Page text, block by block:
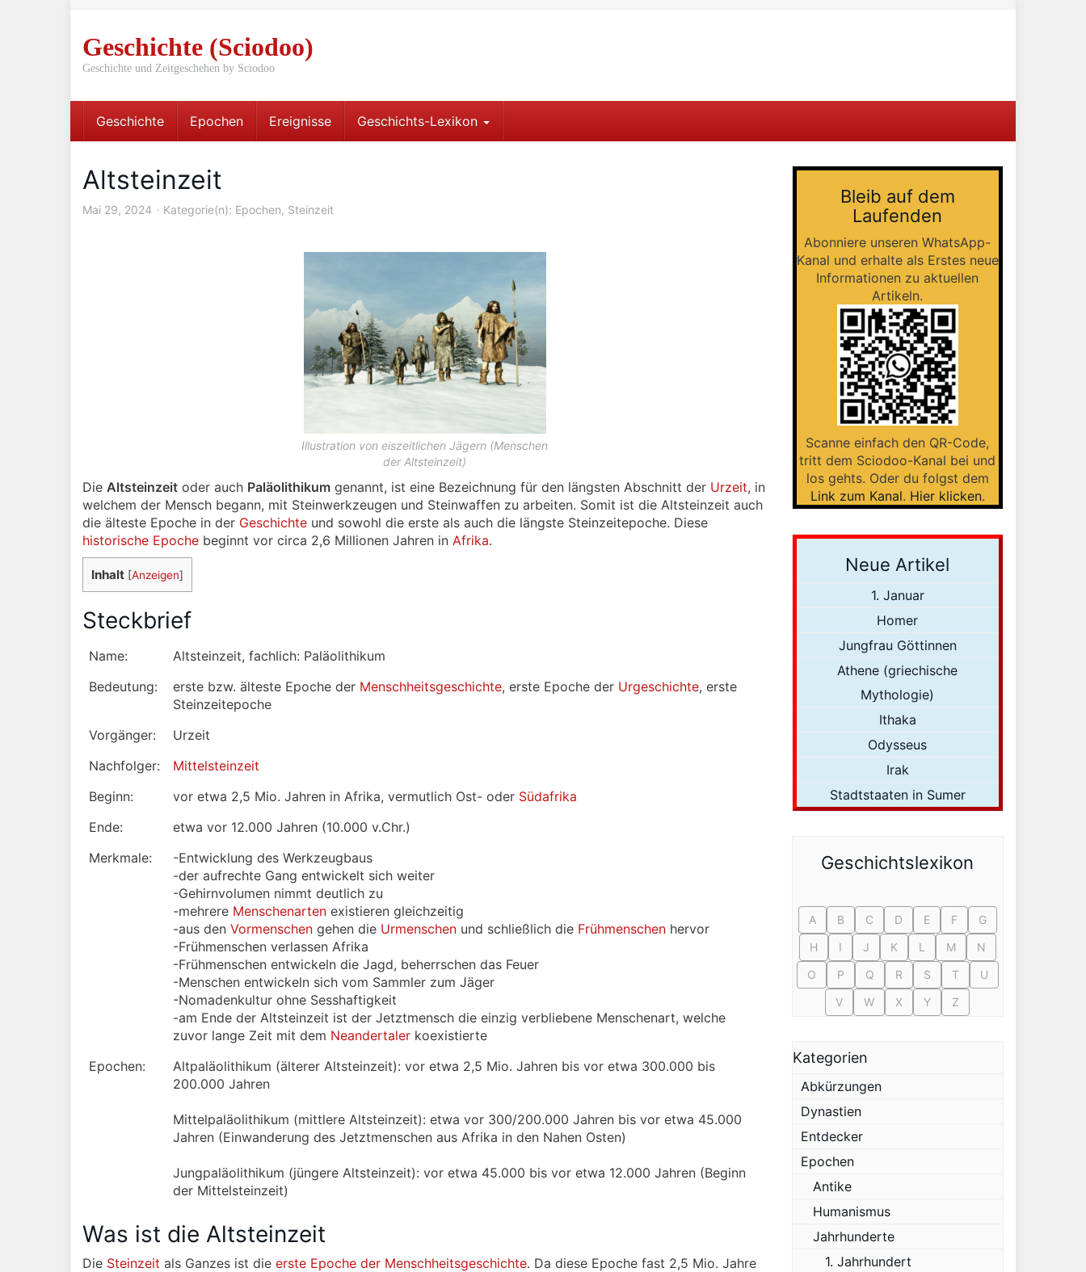
Geschichte (Sciodoo)
Geschichte und Zeitgeschehen by Sciodoo
Geschichte Epochen Ereignisse Geschichts-Lexikon
Altsteinzeit
Mai 29, 2024 Kategorie(n): Epochen, Steinzeit
Illustration von eiszeitlichen Jägern (Menschen
der Altsteinzeit)
Die Altsteinzeit oder auch Paläolithikum genannt, ist eine Bezeichnung für den längsten Abschnitt der Urzeit, in
welchem der Mensch begann, mit Steinwerkzeugen und Steinwaffen zu arbeiten. Somit ist die Altsteinzeit auch
die älteste Epoche in der Geschichte und sowohl die erste als auch die längste Steinzeitepoche. Diese
historische Epoche beginnt vor circa 2,6 Millionen Jahren in Afrika.
Inhalt [Anzeigen]
Steckbrief
Name:
Altsteinzeit, fachlich: Paläolithikum
Bedeutung:
erste bzw. älteste Epoche der Menschheitsgeschichte, erste Epoche der Urgeschichte, erste
Steinzeitepoche
Vorgänger:
Urzeit
Nachfolger:
Mittelsteinzeit
Beginn:
vor etwa 2,5 Mio. Jahren in Afrika, vermutlich Ost- oder Südafrika
Ende:
etwa vor 12.000 Jahren (10.000 v.Chr.)
Merkmale:
-Entwicklung des Werkzeugbaus
-der aufrechte Gang entwickelt sich weiter
-Gehirnvolumen nimmt deutlich zu
-mehrere Menschenarten existieren gleichzeitig
-aus denVormenschen gehen die Urmenschen und schließlich die Frühmenschen hervor
-Frühmenschen verlassen Afrika
-Frühmenschen entwickeln die Jagd, beherrschen das Feuer
-Menschen entwickeln sich vom Sammler zum Jäger
-Nomadenkultur ohne Sesshaftigkeit
-am Ende der Altsteinzeit ist der Jetztmensch die einzig verbliebene Menschenart, welche
zuvor lange Zeit mit dem Neandertaler koexistierte
Epochen:
Altpaläolithikum (älterer Altsteinzeit): vor etwa 2,5 Mio. Jahren bis vor etwa 300.000 bis
200.000 Jahren
Mittelpaläolithikum (mittlere Altsteinzeit): etwa vor 300/200.000 Jahren bis vor etwa 45.000
Jahren (Einwanderung des Jetztmenschen aus Afrika in den Nahen Osten)
Jungpaläolithikum (jüngere Altsteinzeit): vor etwa 45.000 bis vor etwa 12.000 Jahren (Beginn
der Mittelsteinzeit)
Was ist die Altsteinzeit
Die Steinzeit als Ganzes ist die erste Epoche der Menschheitsgeschichte. Da diese Epoche fast 2,5 Mio. Jahre
Bleib auf dem
Laufenden
Abonniere unseren WhatsApp-
Kanal und erhalte als Erstes neue
Informationen zu aktuellen
Artikeln.
Scanne einfach den QR-Code,
tritt dem Sciodoo-Kanal bei und
los gehts. Oder du folgst dem
Link zum Kanal. Hier klicken.
Neue Artikel
1. Januar
Homer
Jungfrau Göttinnen
Athene (griechische
Mythologie)
Ithaka
Odysseus
Irak
Stadtstaaten in Sumer
Geschichtslexikon
A B C D E F
G
H
I J K L M
N
O
P Q R S T
U
V
W X Y Z
Kategorien
Abkürzungen
Dynastien
Entdecker
Epochen
Antike
Humanismus
Jahrhunderte
1. Jahrhundert